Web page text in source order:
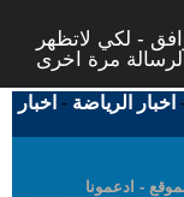
- لكي لاتظهر
اخبار الرياضة - اخبار
- ادعمونا